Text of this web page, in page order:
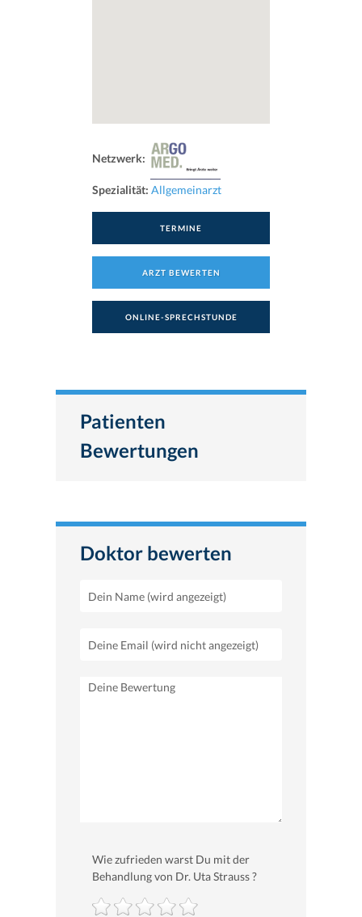
Netzwerk:
Spezialität: Allgemeinarzt
TERMINE
ARZT BEWERTEN
ONLINE-SPRECHSTUNDE
Patienten
Bewertungen
Doktor bewerten
Wie zufrieden warst Du mit der
Behandlung von Dr. Uta Strauss ?